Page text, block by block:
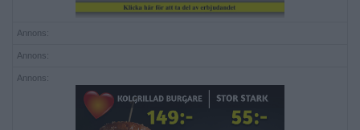
Annons:
Annons:
Annons: